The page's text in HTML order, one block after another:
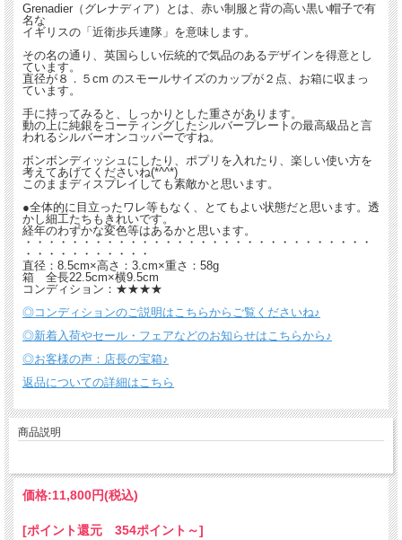
Grenadier（グレナディア）とは、赤い制服と背の高い黒い帽子で有
名な
イギリスの「近衛歩兵連隊」を意味します。
その名の通り、英国らしい伝統的で気品のあるデザインを得意とし
ています。
直径が８．５cm のスモールサイズのカップが２点、お箱に収まっ
ています。
手に持ってみると、しっかりとした重さがあります。
動の上に純銀をコーティングしたシルバープレートの最高級品と言
われるシルバーオンコッパーですね。
ボンボンディッシュにしたり、ポプリを入れたり、楽しい使い方を
考えてあげてくださいね(*^^*)
このままディスプレイしても素敵かと思います。
●全体的に目立ったワレ等もなく、とてもよい状態だと思います。透
かし細工たちもきれいです。
経年のわずかな変色等はあるかと思います。
・・・・・・・・・・・・・・・・・・・・・・・・・・・・・・
・・・・・・・・・・・
直径：8.5cm×高さ：3.cm×重さ：58g
箱 全長22.5cm×横9.5cm
コンディション：★★★★
◎コンディションのご説明はこちらからご覧くださいね♪
◎新着入荷やセール・フェアなどのお知らせはこちらから♪
◎お客様の声：店長の宝箱♪
返品についての詳細はこちら
商品説明
価格:11,800円(税込)
[ポイント還元 354ポイント～]